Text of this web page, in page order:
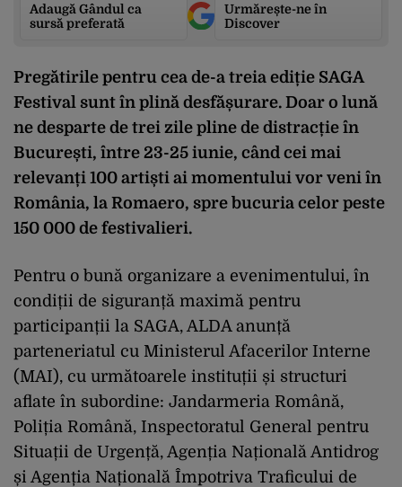
Adaugă Gândul ca
sursă preferată
Urmărește-ne în
Discover
Pregătirile pentru cea de-a treia ediție SAGA
Festival sunt în plină desfășurare. Doar o lună
ne desparte de trei zile pline de distracție în
București, între 23-25 iunie, când cei mai
relevanți 100 artiști ai momentului vor veni în
România, la Romaero, spre bucuria celor peste
150 000 de festivalieri.
Pentru o bună organizare a evenimentului, în
condiții de siguranță maximă pentru
participanții la SAGA, ALDA anunță
parteneriatul cu Ministerul Afacerilor Interne
(MAI), cu următoarele instituții și structuri
aflate în subordine: Jandarmeria Română,
Poliția Română, Inspectoratul General pentru
Situații de Urgență, Agenția Națională Antidrog
și Agenția Națională Împotriva Traficului de